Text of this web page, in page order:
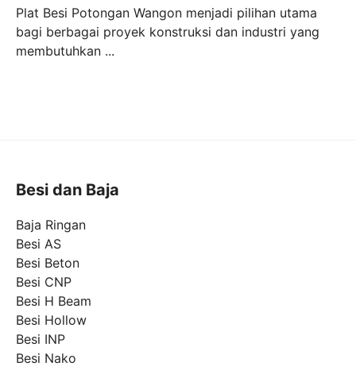
Plat Besi Potongan Wangon menjadi pilihan utama
bagi berbagai proyek konstruksi dan industri yang
membutuhkan ...
Besi dan Baja
Baja Ringan
Besi AS
Besi Beton
Besi CNP
Besi H Beam
Besi Hollow
Besi INP
Besi Nako